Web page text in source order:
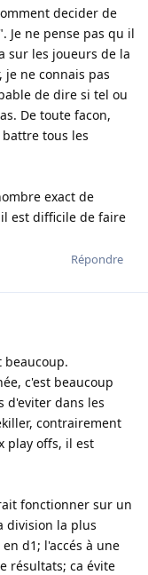
decider de
Je ne pense pas qu il
sur les joueurs de la
ne connais pas
de dire si tel ou
De toute facon,
tous les
exact de
est difficile de faire
Répondre
beaucoup.
c'est beaucoup
d'eviter dans les
contrairement
play offs, il est
fonctionner sur un
division la plus
d1; l'accés à une
résultats; ca évite